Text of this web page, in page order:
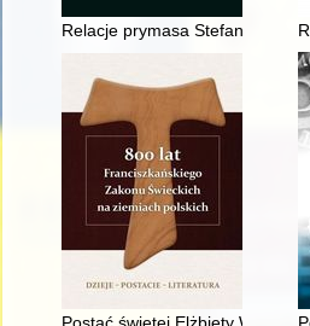
Relacje prymasa Stefana